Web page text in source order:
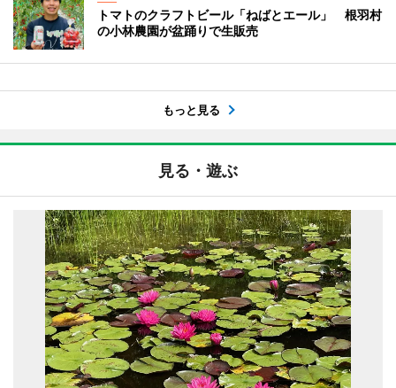
トマトのクラフトビール「ねばとエール」 根羽村
の小林農園が盆踊りで生販売
もっと見る
見る・遊ぶ